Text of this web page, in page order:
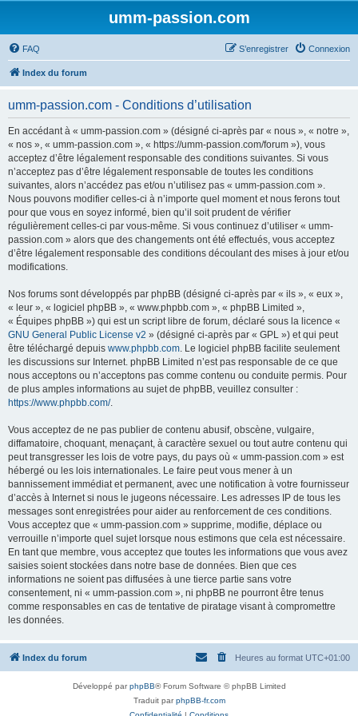
umm-passion.com
FAQ Connexion
S’enregistrer
Index du forum
umm-passion.com - Conditions d’utilisation
En accédant à « umm-passion.com » (désigné ci-après par « nous », « notre »,
« nos », « umm-passion.com », « https://umm-passion.com/forum »), vous
acceptez d’être légalement responsable des conditions suivantes. Si vous
n’acceptez pas d’être légalement responsable de toutes les conditions
suivantes, alors n’accédez pas et/ou n’utilisez pas « umm-passion.com ».
Nous pouvons modifier celles-ci à n’importe quel moment et nous ferons tout
pour que vous en soyez informé, bien qu’il soit prudent de vérifier
régulièrement celles-ci par vous-même. Si vous continuez d’utiliser « umm-
passion.com » alors que des changements ont été effectués, vous acceptez
d’être légalement responsable des conditions découlant des mises à jour et/ou
modifications.
Nos forums sont développés par phpBB (désigné ci-après par « ils », « eux »,
« leur », « logiciel phpBB », « www.phpbb.com », « phpBB Limited »,
« Équipes phpBB ») qui est un script libre de forum, déclaré sous la licence «
GNU General Public License v2 » (désigné ci-après par « GPL ») et qui peut
être téléchargé depuis www.phpbb.com. Le logiciel phpBB facilite seulement
les discussions sur Internet. phpBB Limited n’est pas responsable de ce que
nous acceptons ou n’acceptons pas comme contenu ou conduite permis. Pour
de plus amples informations au sujet de phpBB, veuillez consulter :
https://www.phpbb.com/.
Vous acceptez de ne pas publier de contenu abusif, obscène, vulgaire,
diffamatoire, choquant, menaçant, à caractère sexuel ou tout autre contenu qui
peut transgresser les lois de votre pays, du pays où « umm-passion.com » est
hébergé ou les lois internationales. Le faire peut vous mener à un
bannissement immédiat et permanent, avec une notification à votre fournisseur
d’accès à Internet si nous le jugeons nécessaire. Les adresses IP de tous les
messages sont enregistrées pour aider au renforcement de ces conditions.
Vous acceptez que « umm-passion.com » supprime, modifie, déplace ou
verrouille n’importe quel sujet lorsque nous estimons que cela est nécessaire.
En tant que membre, vous acceptez que toutes les informations que vous avez
saisies soient stockées dans notre base de données. Bien que ces
informations ne soient pas diffusées à une tierce partie sans votre
consentement, ni « umm-passion.com », ni phpBB ne pourront être tenus
comme responsables en cas de tentative de piratage visant à compromettre
les données.
Index du forum Heures au format UTC+01:00
Développé parphpBB® Forum Software © phpBB Limited
Traduit parphpBB-fr.com